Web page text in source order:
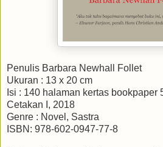
Penulis Barbara Newhall Follet
Ukuran : 13 x 20 cm
Isi : 140 halaman kertas bookpaper
Cetakan I, 2018
Genre : Novel, Sastra
ISBN: 978-602-0947-77-8